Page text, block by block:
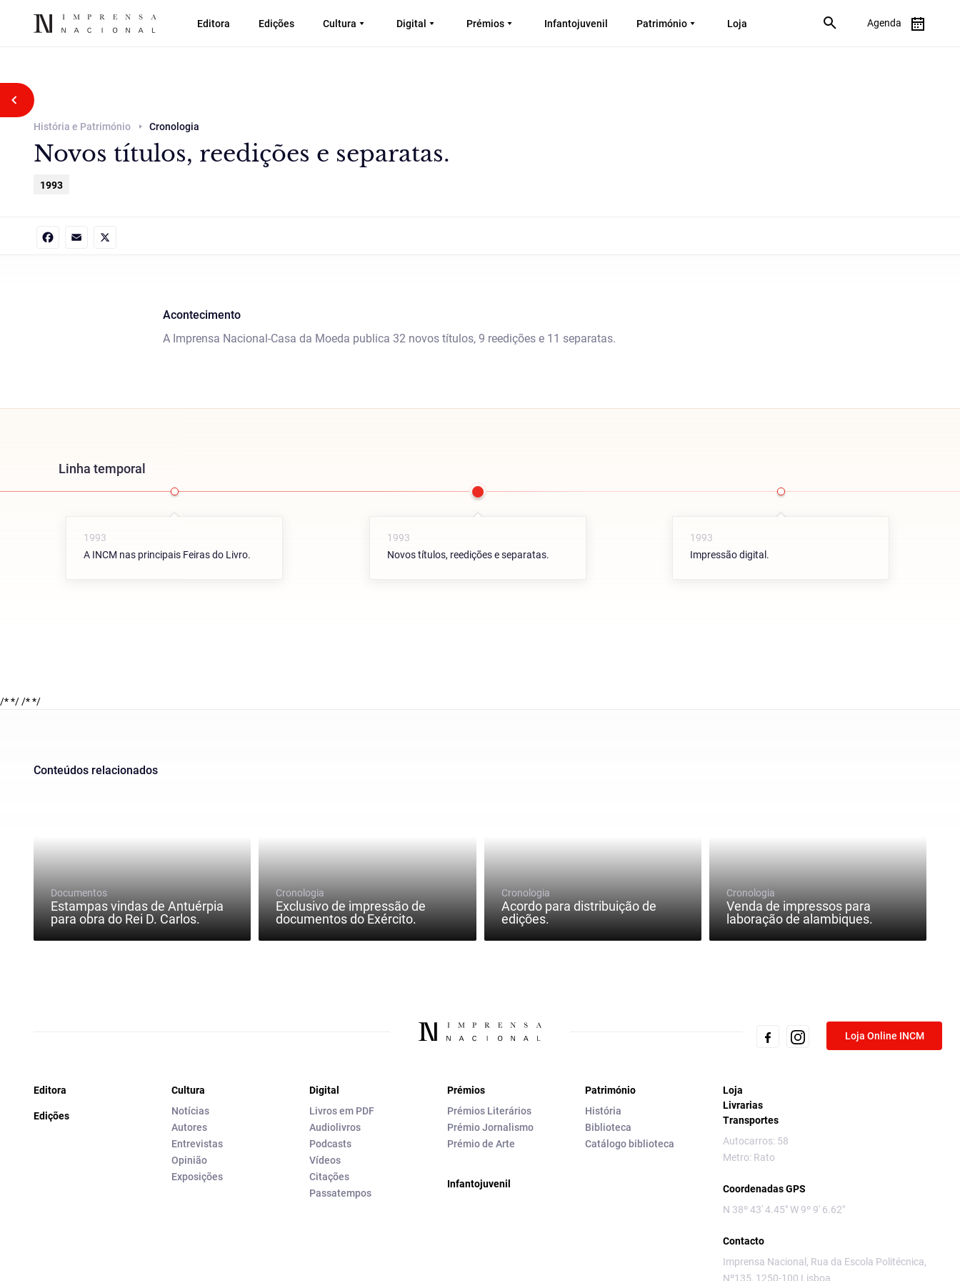
Editora Edições Cultura Digital Prémios Infantojuvenil Património Loja Agenda
Voltar atrás
História e Património Cronologia
Novos títulos, reedições e separatas.
1993
Acontecimento
A Imprensa Nacional-Casa da Moeda publica 32 novos títulos, 9 reedições e 11 separatas.
Linha temporal
1993
A INCM nas principais Feiras do Livro.
1993
Novos títulos, reedições e separatas.
1993
Impressão digital.
/* *//* */
Conteúdos relacionados
Documentos
Estampas vindas de Antuérpia
para obra do Rei D. Carlos.
Cronologia
Exclusivo de impressão de
documentos do Exército.
Cronologia
Acordo para distribuição de
edições.
Cronologia
Venda de impressos para
laboração de alambiques.
Loja Online INCM
Editora
Edições
Cultura
Notícias
Autores
Entrevistas
Opinião
Exposições
Digital
Livros em PDF
Audiolivros
Podcasts
Vídeos
Citações
Passatempos
Prémios
Prémios Literários
Prémio Jornalismo
Prémio de Arte
Infantojuvenil
Património
História
Biblioteca
Catálogo biblioteca
Loja
Livrarias
Transportes
Autocarros: 58
Metro: Rato
Coordenadas GPS
N 38º 43' 4.45" W 9º 9' 6.62"
Contacto
Imprensa Nacional, Rua da Escola Politécnica,
Nº135, 1250-100 Lisboa